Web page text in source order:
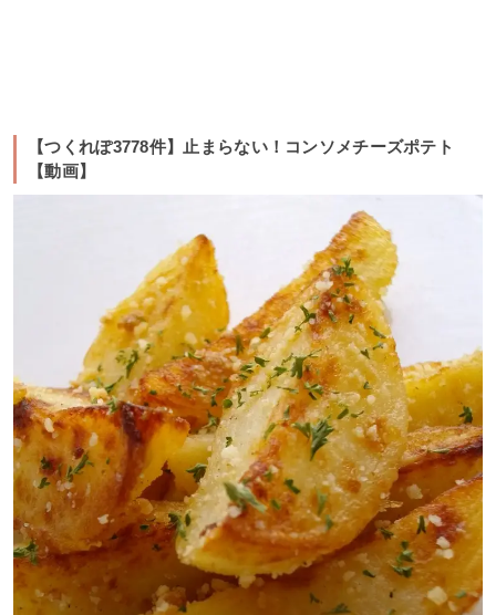
【つくれぽ3778件】止まらない！コンソメチーズポテト
【動画】